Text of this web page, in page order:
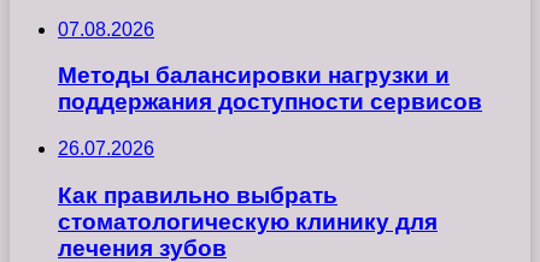
07.08.2026
Методы балансировки нагрузки и
поддержания доступности сервисов
26.07.2026
Как правильно выбрать
стоматологическую клинику для
лечения зубов